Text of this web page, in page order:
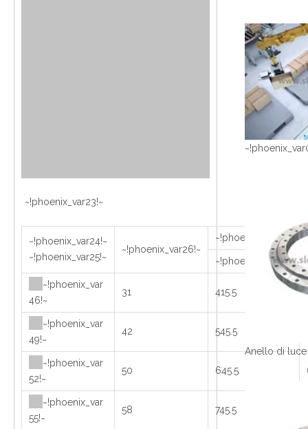
~!phoenix_var23!~
~!phoenix_var24!~
~!phoenix_var25!~
~!phoenix_var26!~
~!phoenix_var27!~
~!phoenix_var31!~
~!phoenix_var
46!~
31 415.5
~!phoenix_var
49!~
42 545.5
~!phoenix_var
52!~
50 645.5
~!phoenix_var
55!~
58 745.5